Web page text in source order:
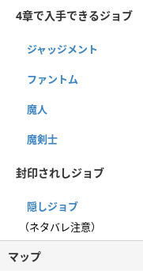
4章で入手できるジョブ
ジャッジメント
ファントム
魔人
魔剣士
封印されしジョブ
隠しジョブ
（ネタバレ注意）
マップ